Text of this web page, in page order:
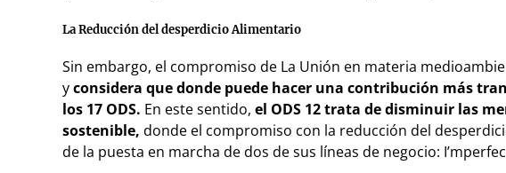
La Reducción del desperdicio Alimentario
Sin embargo, el compromiso de La Unión en materia
yconsidera que donde puede hacer una contribución más
los 17 ODS. En este sentido, el ODS 12 trata de disminuir las
sostenible, donde el compromiso con la reducción del
de la puesta en marcha de dos de sus líneas de negocio: